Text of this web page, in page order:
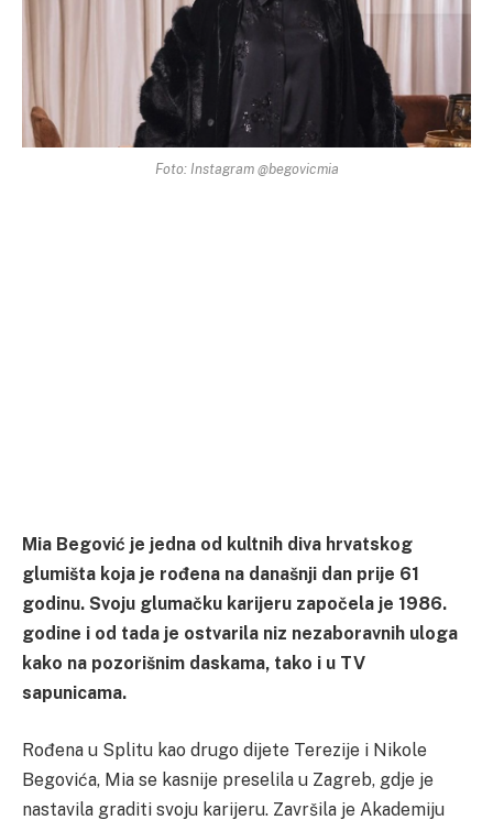
Foto: Instagram @begovicmia
Mia Begović je jedna od kultnih diva hrvatskog
glumišta koja je rođena na današnji dan prije 61
godinu. Svoju glumačku karijeru započela je 1986.
godine i od tada je ostvarila niz nezaboravnih uloga
kako na pozorišnim daskama, tako i u TV
sapunicama.
Rođena u Splitu kao drugo dijete Terezije i Nikole
Begovića, Mia se kasnije preselila u Zagreb, gdje je
nastavila graditi svoju karijeru. Završila je Akademiju